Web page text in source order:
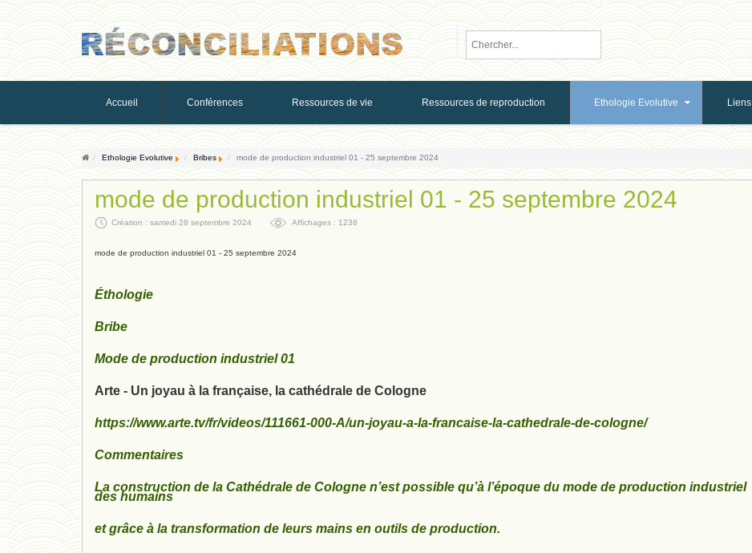
Accueil Conférences Ressources de vie Ressources de reproduction Ethologie Evolutive Liens
Ethologie Evolutive Bribes mode de production industriel 01 - 25 septembre 2024
mode de production industriel 01 - 25 septembre 2024
Création : samedi 28 septembre 2024 Affichages : 1238
mode de production industriel 01 - 25 septembre 2024
Éthologie
Bribe
Mode de production industriel 01
Arte - Un joyau à la française, la cathédrale de Cologne
https://www.arte.tv/fr/videos/111661-000-A/un-joyau-a-la-francaise-la-cathedrale-de-cologne/
Commentaires
La construction de la Cathédrale de Cologne n’est possible qu’à l’époque du mode de production industriel
des humains
et grâce à la transformation de leurs mains en outils de production.